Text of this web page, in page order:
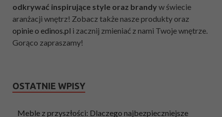
odkrywać inspirujące style oraz brandy w świecie
aranżacji wnętrz! Zobacz także nasze produkty oraz
opinie o edinos.pl i zacznij zmieniać z nami Twoje wnętrze.
Gorąco zapraszamy!
OSTATNIE WPISY
Meble z przyszłości: Dlaczego najbezpieczniejsze